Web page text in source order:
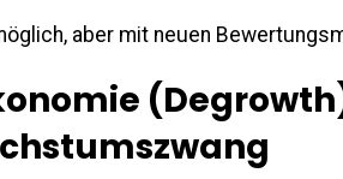
aber mit neuen